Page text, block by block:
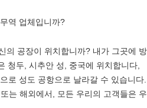
역 업체입니까?
의 공장이 위치합니까? 내가 그곳에
청두, 시추안 성, 중국에 위치합니다,
로 성도 공항으로 날라갈 수 있습니
는 해외에서, 모든 우리의 고객들은